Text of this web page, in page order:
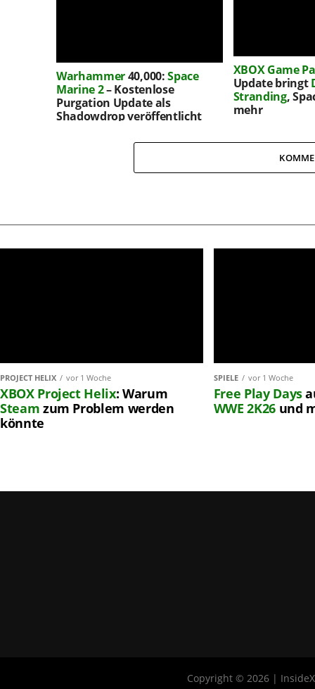
Warhammer40,000:Space
Marine 2– Kostenlose
Purgation Update als
Shadowdrop veröffentlicht
XBOX Game
Update bringt
Stranding,
mehr
PROJECT HELIX vor 1 Woche
XBOX Project Helix: Warum
Steam zum Problem werden
könnte
SPIELE vor 1 Woche
Free Play Days
WWE 2K26und
Copyright © 2026 |